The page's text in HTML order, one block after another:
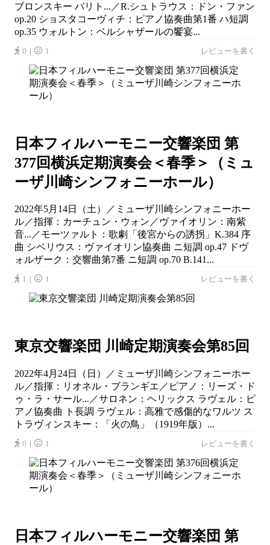
ブロンスキー バリト...／R.シュトラウス：ドン・ファン
op.20 ショスタコーヴィチ：ピアノ協奏曲第1番 ハ短調
op.35 ウォルトン：ベルシャザールの饗宴...
0｜ 1 レビューを書く
日本フィルハーモニー交響楽団 第
377回横浜定期演奏会＜春季＞（ミュ
ーザ川崎シンフォニーホール）
2022年5月14日（土）／ミューザ川崎シンフォニーホー
ル／指揮：カーチュン・ウォン／ヴァイオリン：南紫
音...／モーツァルト：歌劇「後宮からの誘拐」K.384 序
曲 シベリウス：ヴァイオリン協奏曲 ニ短調 op.47 ドヴ
ォルザーク：交響曲第7番 ニ短調 op.70 B.141...
1｜ 1 レビューを書く
東京交響楽団 川崎定期演奏会第85回
2022年4月24日（日）／ミューザ川崎シンフォニーホー
ル／指揮：リオネル・ブランギエ／ピアノ：リーズ・ド
ゥ・ラ・サール...／サロネン：ヘリックス ラヴェル：ピ
アノ協奏曲 ト長調 ラヴェル：高雅で感傷的なワルツ ス
トラヴィンスキー：「火の鳥」（1919年版）...
0｜ 1 レビューを書く
日本フィルハーモニー交響楽団 第